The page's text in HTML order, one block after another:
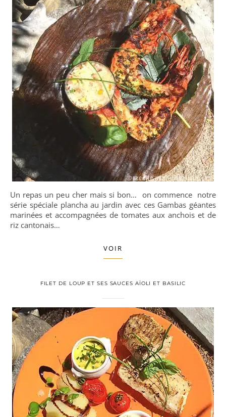
Un repas un peu cher mais si bon… on commence notre
série spéciale plancha au jardin avec ces Gambas géantes
marinées et accompagnées de tomates aux anchois et de
riz cantonais…
VOIR
FILET DE LOUP ET SES SAUCES AÏOLI ET BASILIC